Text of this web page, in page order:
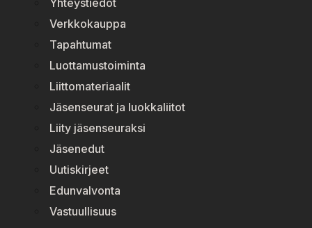
Yhteystiedot
Verkkokauppa
Tapahtumat
Luottamustoiminta
Liittomateriaalit
Jäsenseurat ja luokkaliitot
Liity jäsenseuraksi
Jäsenedut
Uutiskirjeet
Edunvalvonta
Vastuullisuus